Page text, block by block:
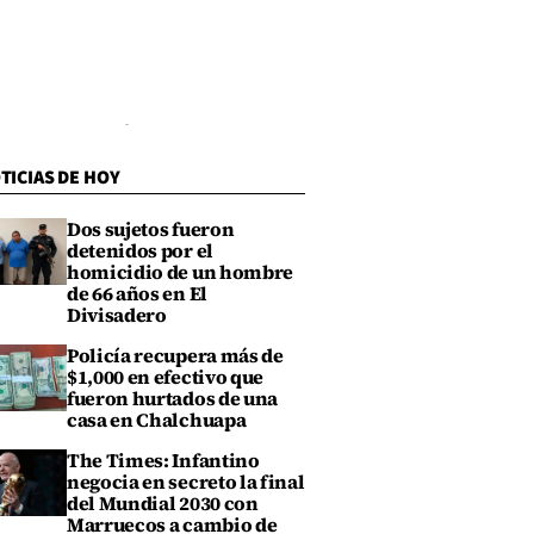
DE HOY
Dos sujetos fueron
detenidos por el
homicidio de un hombre
de 66 años en El
Divisadero
Policía recupera más de
$1,000 en efectivo que
fueron hurtados de una
casa en Chalchuapa
The Times: Infantino
negocia en secreto la final
del Mundial 2030 con
Marruecos a cambio de